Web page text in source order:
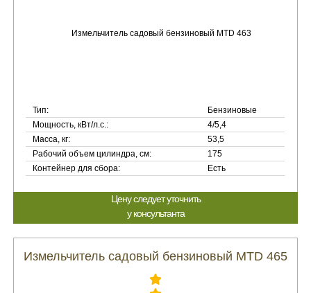
Тип:
Бензиновые
Мощность, кВт/л.с.:
4/5,4
Масса, кг:
53,5
Рабочий объем цилиндра, см:
175
Контейнер для сбора:
Есть
Цену следует уточнить
у консультанта
Измельчитель садовый бензиновый MTD 465